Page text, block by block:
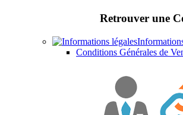
Retrouver une
Conditions Générales de